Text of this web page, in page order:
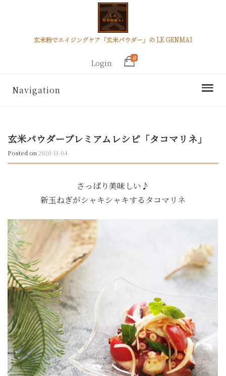
玄米粉でエイジングケア「玄米パウダー」の LE GENMAI
Login
0
Navigation
玄米パウダープレミアムレシピ「タコマリネ」
Posted on2020-11-04
さっぱり美味しい♪
新玉ねぎがシャキシャキするタコマリネ